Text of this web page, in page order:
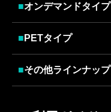
■オンデマンドタイプ
■ PETタイプ
■その他ラインナップ